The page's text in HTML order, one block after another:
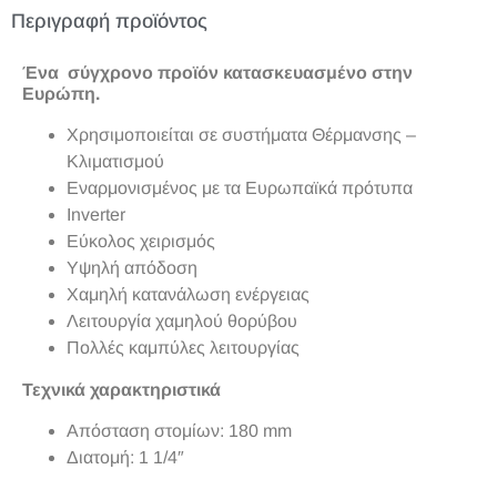
Περιγραφή προϊόντος
Ένα σύγχρονο προϊόν κατασκευασμένο στην
Ευρώπη.
Χρησιμοποιείται σε συστήματα Θέρμανσης –
Κλιματισμού
Εναρμονισμένος με τα Ευρωπαϊκά πρότυπα
Inverter
Εύκολος χειρισμός
Υψηλή απόδοση
Χαμηλή κατανάλωση ενέργειας
Λειτουργία χαμηλού θορύβου
Πολλές καμπύλες λειτουργίας
Τεχνικά χαρακτηριστικά
Απόσταση στομίων: 180 mm
Διατομή: 1 1/4″